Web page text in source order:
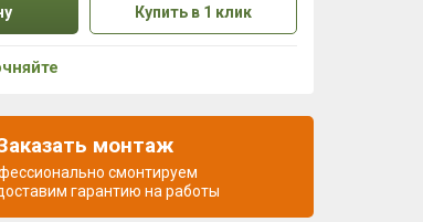
Купить в 1 клик
монтаж
смонтируем
гарантию на работы